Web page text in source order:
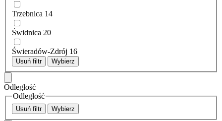
Trzebnica 14
Świdnica 20
Świeradów-Zdrój 16
Usuń filtr Wybierz
Odległość
Odległość
Usuń filtr Wybierz